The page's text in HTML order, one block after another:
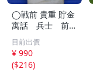
◯戦前 貴重 貯金
寓話 兵士 前
線 昭和１４年
非売品 貯金局 古
い 昭和 レトロ ア
ンティーク ヴィ
目前出價
¥ 990
($216)